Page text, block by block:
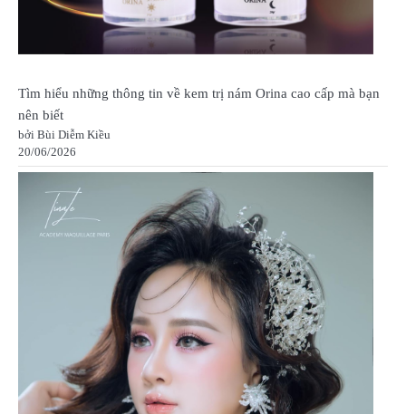
Tìm hiểu những thông tin về kem trị nám Orina cao cấp mà bạn
nên biết
bởi Bùi Diễm Kiều
20/06/2026